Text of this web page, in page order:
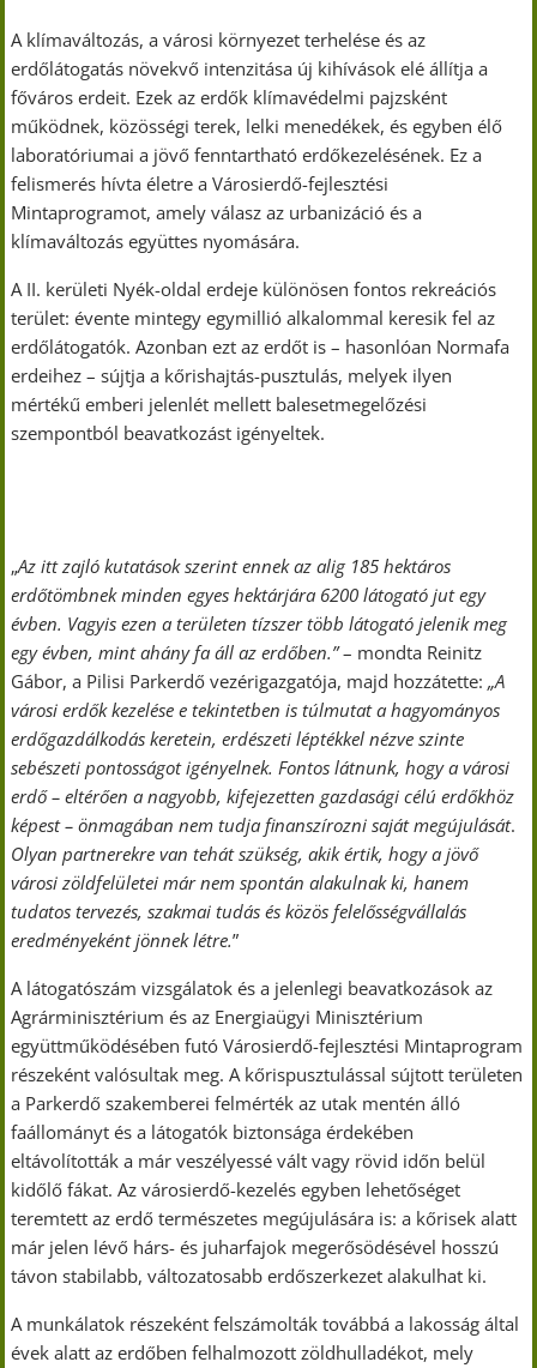
A klímaváltozás, a városi környezet terhelése és az
erdőlátogatás növekvő intenzitása új kihívások elé állítja a
főváros erdeit. Ezek az erdők klímavédelmi pajzsként
működnek, közösségi terek, lelki menedékek, és egyben élő
laboratóriumai a jövő fenntartható erdőkezelésének. Ez a
felismerés hívta életre a Városierdő-fejlesztési
Mintaprogramot, amely válasz az urbanizáció és a
klímaváltozás együttes nyomására.
A II. kerületi Nyék-oldal erdeje különösen fontos rekreációs
terület: évente mintegy egymillió alkalommal keresik fel az
erdőlátogatók. Azonban ezt az erdőt is – hasonlóan Normafa
erdeihez – sújtja a kőrishajtás-pusztulás, melyek ilyen
mértékű emberi jelenlét mellett balesetmegelőzési
szempontból beavatkozást igényeltek.
„Az itt zajló kutatások szerint ennek az alig 185 hektáros
erdőtömbnek minden egyes hektárjára 6200 látogató jut egy
évben. Vagyis ezen a területen tízszer több látogató jelenik meg
egy évben, mint ahány fa áll az erdőben.”– mondta Reinitz
Gábor, a Pilisi Parkerdő vezérigazgatója, majd hozzátette:„A
városi erdők kezelése e tekintetben is túlmutat a hagyományos
erdőgazdálkodás keretein, erdészeti léptékkel nézve szinte
sebészeti pontosságot igényelnek. Fontos látnunk, hogy a városi
erdő – eltérően a nagyobb, kifejezetten gazdasági célú erdőkhöz
képest – önmagában nem tudja finanszírozni saját megújulását.
Olyan partnerekre van tehát szükség, akik értik, hogy a jövő
városi zöldfelületei már nem spontán alakulnak ki, hanem
tudatos tervezés, szakmai tudás és közös felelősségvállalás
eredményeként jönnek létre.”
A látogatószám vizsgálatok és a jelenlegi beavatkozások az
Agrárminisztérium és az Energiaügyi Minisztérium
együttműködésében futó Városierdő-fejlesztési Mintaprogram
részeként valósultak meg. A kőrispusztulással sújtott területen
a Parkerdő szakemberei felmérték az utak mentén álló
faállományt és a látogatók biztonsága érdekében
eltávolították a már veszélyessé vált vagy rövid időn belül
kidőlő fákat. Az városierdő-kezelés egyben lehetőséget
teremtett az erdő természetes megújulására is: a kőrisek alatt
már jelen lévő hárs- és juharfajok megerősödésével hosszú
távon stabilabb, változatosabb erdőszerkezet alakulhat ki.
A munkálatok részeként felszámolták továbbá a lakosság által
évek alatt az erdőben felhalmozott zöldhulladékot, mely